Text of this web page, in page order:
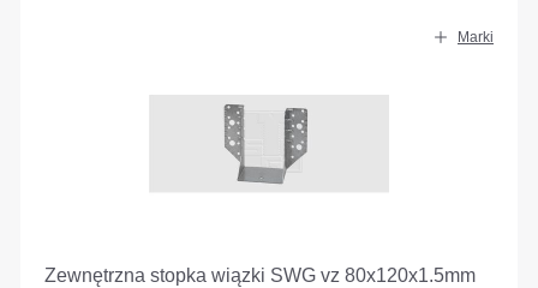
Marki
Zewnętrzna stopka wiązki SWG vz 80x120x1.5mm